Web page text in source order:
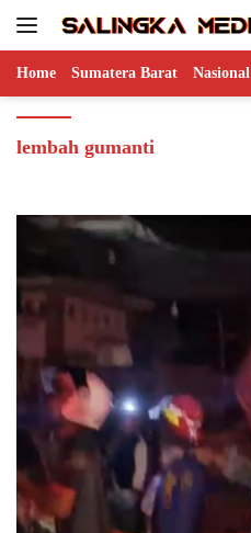
Home Sumatera Barat Nasional
lembah gumanti